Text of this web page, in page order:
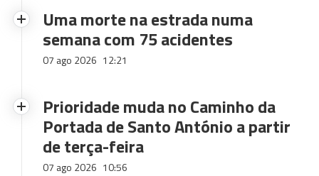
Uma morte na estrada numa
semana com 75 acidentes
07 ago 2026 12:21
Prioridade muda no Caminho da
Portada de Santo António a partir
de terça-feira
07 ago 2026 10:56